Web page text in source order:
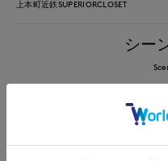
上本町近鉄SUPERIORCLOSET
シー